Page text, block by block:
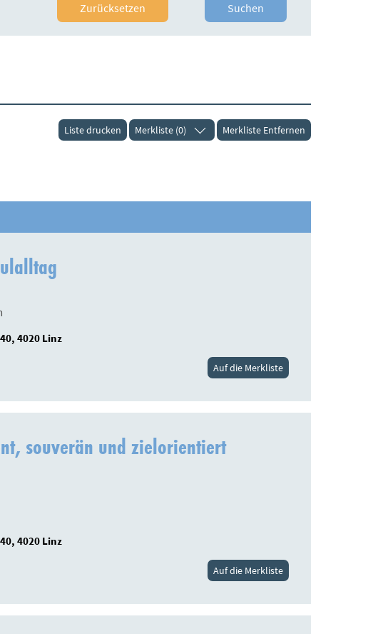
Zurücksetzen Suchen
Liste drucken Merkliste (0) Merkliste Entfernen
4020 Linz
Auf die Merkliste
souverän und zielorientiert
4020 Linz
Auf die Merkliste